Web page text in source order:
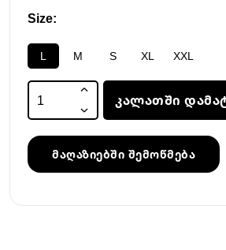
Size:
L M S XL XXL
კალათში
მაღაზიებში შემოწმება